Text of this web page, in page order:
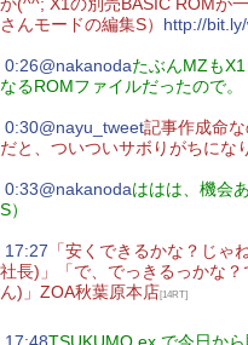
さんモードの編集S） http://
0:26@nakanodaたぶんMZも
なるROMファイルだったので。
0:30@nayu_tweet記事作成命
だと、ついついサボりがちにな
0:33@nakanodaははは、機会
S）
17:27 「安くできるかな？じゃ
社長)」「で、でっきるっかな
ん)」ZOA秋葉原本店[14RT]